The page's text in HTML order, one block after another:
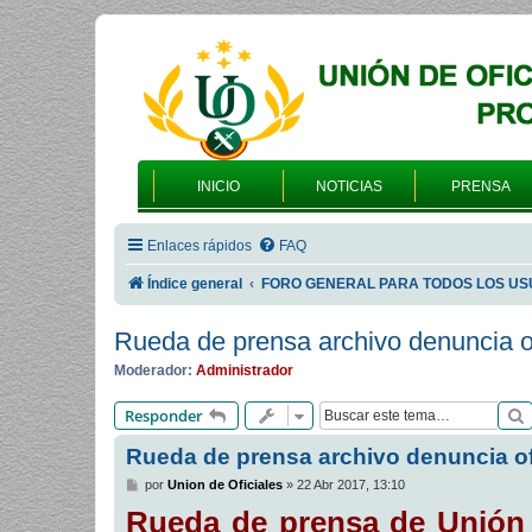
INICIO NOTICIAS PRENSA
Enlaces rápidos FAQ
Índice general FORO GENERAL PARA TODOS LOS
Rueda de prensa archivo denuncia
Moderador: Administrador
Responder
Rueda de prensa archivo denuncia
M
n
por Union de Oficiales» 22 Abr 2017, 13:10
Rueda de prensa de